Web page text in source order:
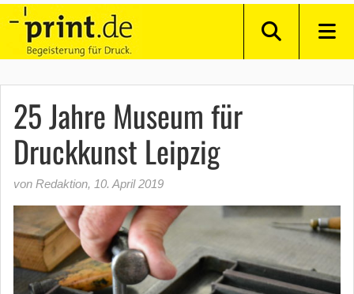
25 Jahre Museum für
Druckkunst Leipzig
von Redaktion, 10. April 2019